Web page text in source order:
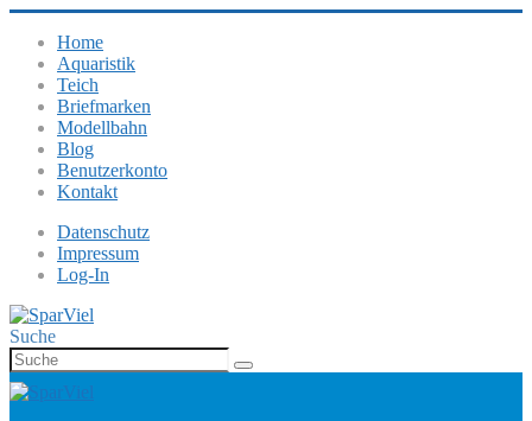
Home
Aquaristik
Teich
Briefmarken
Modellbahn
Blog
Benutzerkonto
Kontakt
Datenschutz
Impressum
Log-In
Suche